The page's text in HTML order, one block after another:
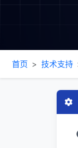
首页 技术支持